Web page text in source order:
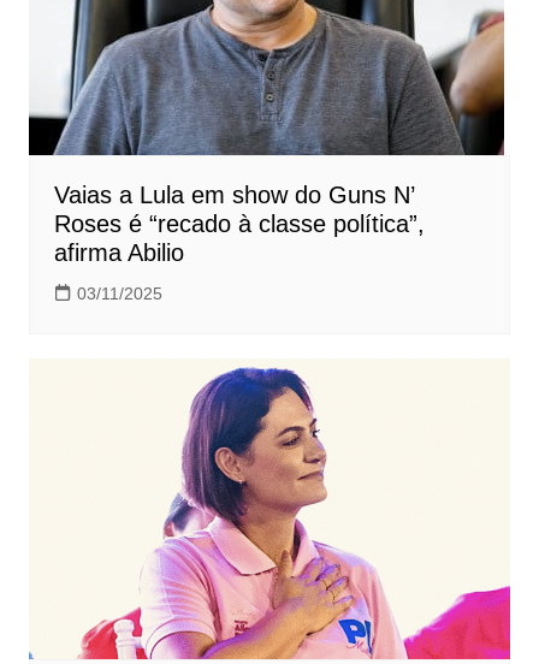
Vaias a Lula em show do Guns N’
Roses é “recado à classe política”,
afirma Abilio
03/11/2025